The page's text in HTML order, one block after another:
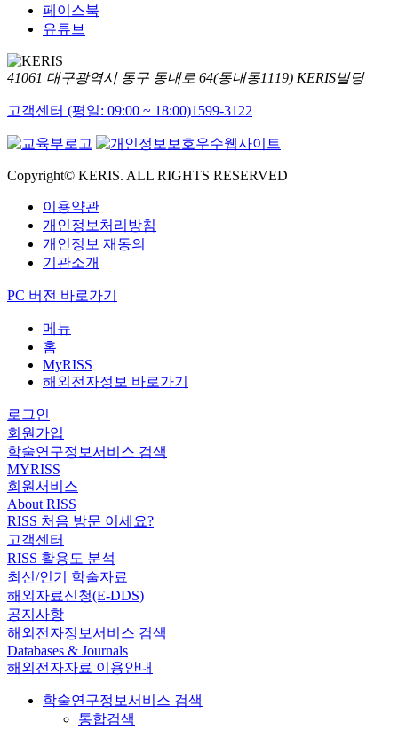
페이스북
유튜브
41061 대구광역시 동구 동내로 64(동내동1119) KERIS빌딩
고객센터 (평일: 09:00 ~ 18:00)1599-3122
Copyright© KERIS. ALL RIGHTS RESERVED
이용약관
개인정보처리방침
개인정보 재동의
기관소개
PC 버전 바로가기
메뉴
홈
MyRISS
해외전자정보 바로가기
로그인
회원가입
학술연구정보서비스 검색
MYRISS
회원서비스
About RISS
RISS 처음 방문 이세요?
고객센터
RISS 활용도 분석
최신/인기 학술자료
해외자료신청(E-DDS)
공지사항
해외전자정보서비스 검색
Databases & Journals
해외전자자료 이용안내
학술연구정보서비스 검색
통합검색